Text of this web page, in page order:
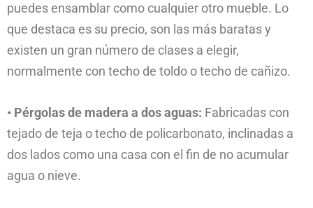
puedes ensamblar como cualquier otro mueble. Lo
que destaca es su precio, son las más baratas y
existen un gran número de clases a elegir,
normalmente con techo de toldo o techo de cañizo.
• Pérgolas de madera a dos aguas: Fabricadas con
tejado de teja o techo de policarbonato, inclinadas a
dos lados como una casa con el fin de no acumular
agua o nieve.